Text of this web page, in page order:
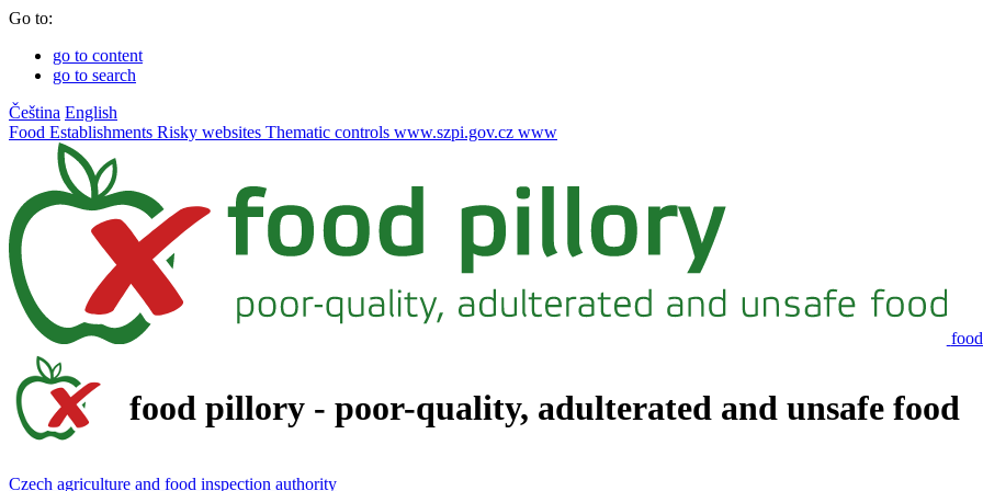
Go to:
go to content
go to search
Čeština English
Food Establishments Risky websites Thematic controls www.szpi.gov.cz www
food pillory - poor-quality, adulterated and unsafe food
Czech agriculture and food inspection authority